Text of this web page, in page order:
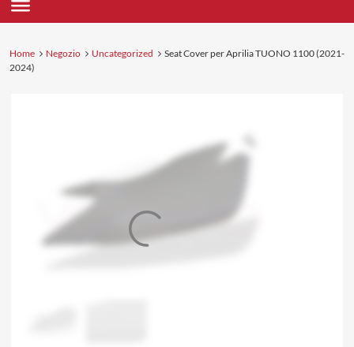
Home Negozio Uncategorized
Seat Cover per Aprilia TUONO 1100 (2021-
2024)